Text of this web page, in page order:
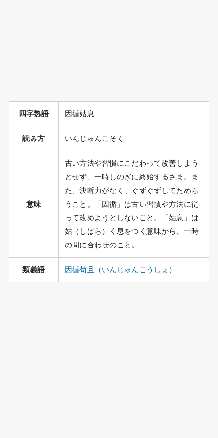
四字熟語 因循姑息
読み方 いんじゅんこそく
意味
古い方法や習慣にこだわって改善しよう
とせず、一時しのぎに終始するさま。ま
た、決断力がなく、ぐずぐずしてためら
うこと。「因循」は古い習慣や方法に従
って改めようとしないこと。「姑息」は
姑（しばら）く息をつく意味から、一時
の間に合わせのこと。
類義語 因循苟且（いんじゅんこうしょ）